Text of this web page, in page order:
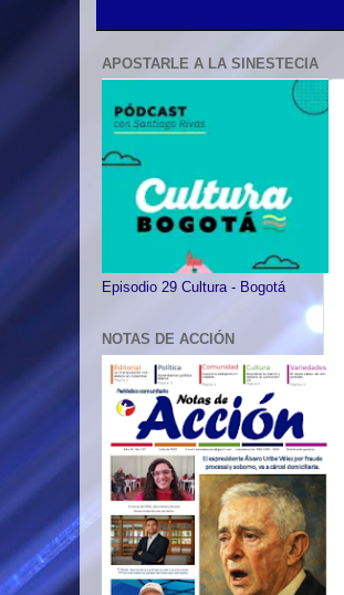
APOSTARLE A LA SINESTECIA
Episodio 29 Cultura - Bogotá
NOTAS DE ACCIÓN